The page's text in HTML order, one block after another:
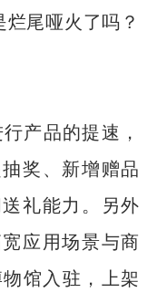
尾哑火了吗？
产品的提速，
奖、新增赠品
礼能力。另外
应用场景与商
馆入驻，上架